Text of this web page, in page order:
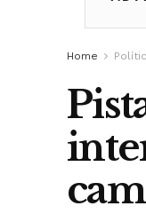
Home